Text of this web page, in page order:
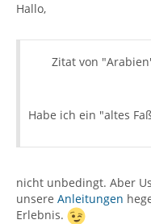
Hallo,
Zitat von
Habe ich ein "altes
nicht unbedingt. Aber
unsere Anleitungen
Erlebnis.